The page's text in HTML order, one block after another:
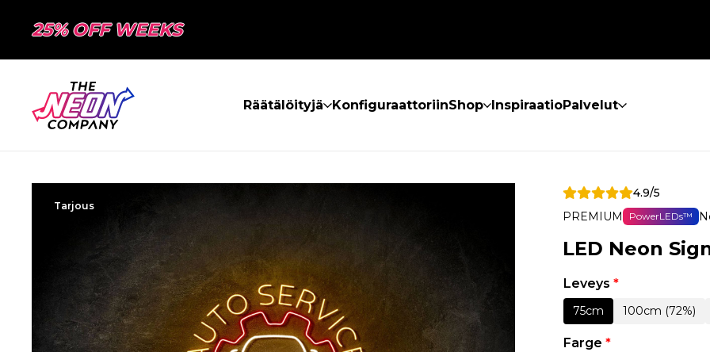
25% OFF WEEKS
Räätälöityjä KonfiguraattoriinShop InspiraatioPalvelut
Tarjous
4.9/5
PREMIUM
PowerLEDs™
LED Neon
Leveys *
75cm 100cm (72%)
Farge *